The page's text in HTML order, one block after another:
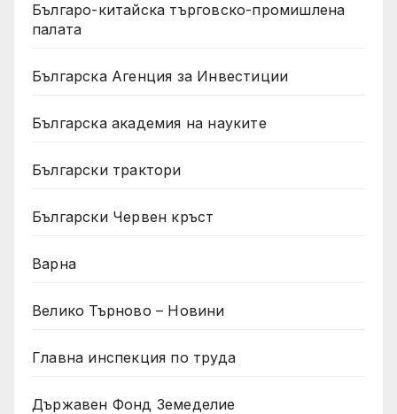
Българо-китайска търговско-промишлена
палата
Българска Агенция за Инвестиции
Българска академия на науките
Български трактори
Български Червен кръст
Варна
Велико Търново – Новини
Главна инспекция по труда
Държавен Фонд Земеделие